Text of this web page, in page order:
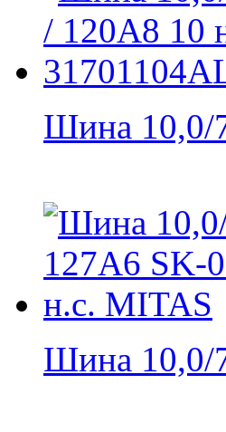
Шина 10,0/
Шина 10,0/